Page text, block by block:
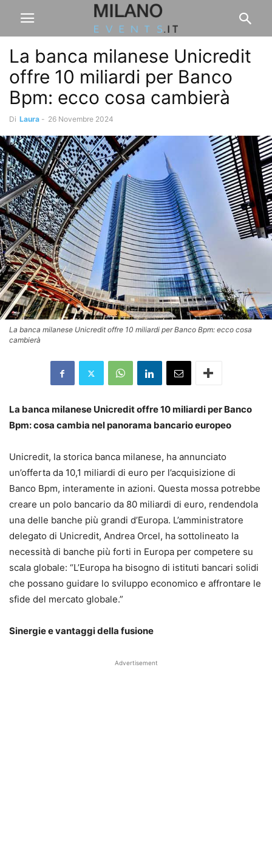
La banca milanese Unicredit
offre 10 miliardi per Banco
Bpm: ecco cosa cambierà
Di Laura - 26 Novembre 2024
La banca milanese Unicredit offre 10 miliardi per Banco Bpm: ecco cosa
cambierà
La banca milanese Unicredit offre 10 miliardi per Banco
Bpm: cosa cambia nel panorama bancario europeo
Unicredit, la storica banca milanese, ha annunciato
un’offerta da 10,1 miliardi di euro per l’acquisizione di
Banco Bpm, interamente in azioni. Questa mossa potrebbe
creare un polo bancario da 80 miliardi di euro, rendendola
una delle banche più grandi d’Europa. L’amministratore
delegato di Unicredit, Andrea Orcel, ha sottolineato la
necessità di banche più forti in Europa per competere su
scala globale: “L’Europa ha bisogno di istituti bancari solidi
che possano guidare lo sviluppo economico e affrontare le
sfide del mercato globale.”
Sinergie e vantaggi della fusione
Advertisement